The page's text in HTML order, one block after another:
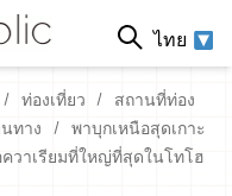
ไทย
ท่องเที่ยว
สถานที่ท่อง
ทาง
พาบุกเหนือสุดเกาะ
ควาเรียมที่ใหญ่ที่สุดในโทโฮ